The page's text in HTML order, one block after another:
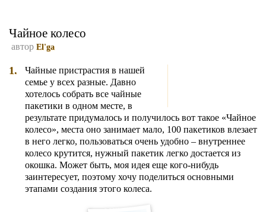
Чайное колесо
автор El'ga
1.
Чайные пристрастия в нашей
семье у всех разные. Давно
хотелось собрать все чайные
пакетики в одном месте, в
результате придумалось и получилось вот такое «Чайное
колесо», места оно занимает мало, 100 пакетиков влезает
в него легко, пользоваться очень удобно – внутреннее
колесо крутится, нужный пакетик легко достается из
окошка. Может быть, моя идея еще кого-нибудь
заинтересует, поэтому хочу поделиться основными
этапами создания этого колеса.